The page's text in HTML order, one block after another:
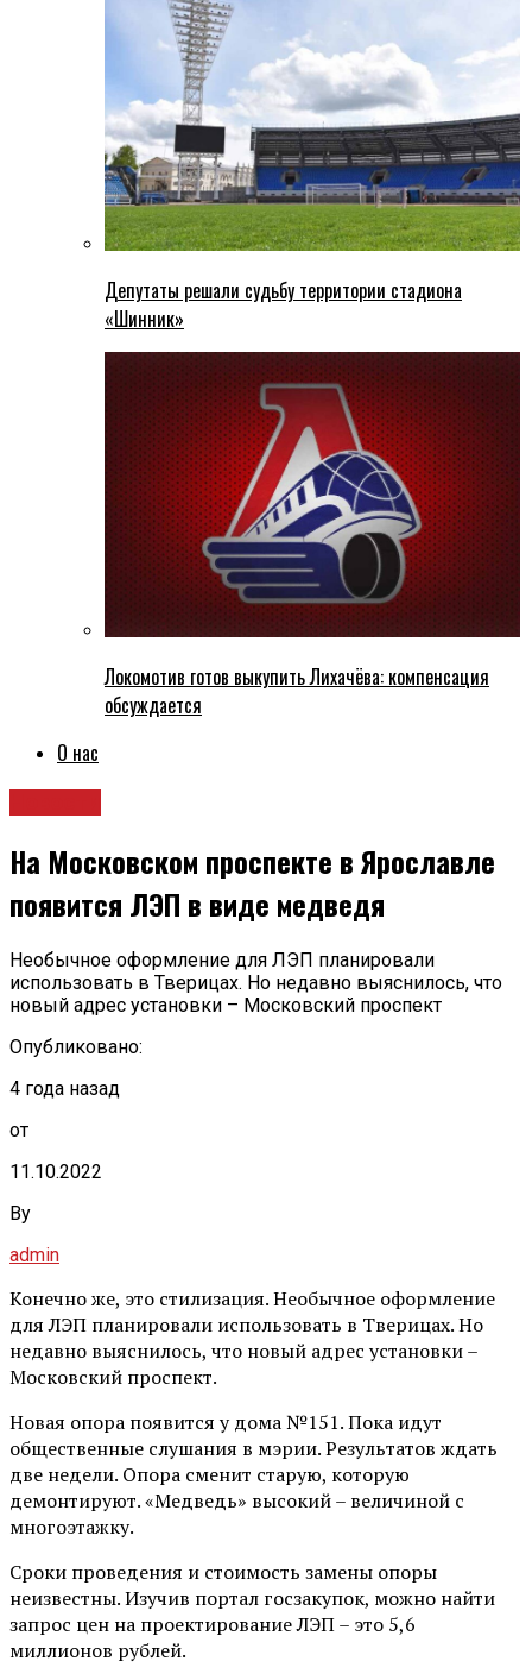
Депутаты решали судьбу территории стадиона
«Шинник»
Локомотив готов выкупить Лихачёва: компенсация
обсуждается
О нас
На Московском проспекте в Ярославле
появится ЛЭП в виде медведя
Необычное оформление для ЛЭП планировали
использовать в Тверицах. Но недавно выяснилось, что
новый адрес установки – Московский проспект
Опубликовано:
4 года назад
от
11.10.2022
By
admin
Конечно же, это стилизация. Необычное оформление
для ЛЭП планировали использовать в Тверицах. Но
недавно выяснилось, что новый адрес установки –
Московский проспект.
Новая опора появится у дома №151. Пока идут
общественные слушания в мэрии. Результатов ждать
две недели. Опора сменит старую, которую
демонтируют. «Медведь» высокий – величиной с
многоэтажку.
Сроки проведения и стоимость замены опоры
неизвестны. Изучив портал госзакупок, можно найти
запрос цен на проектирование ЛЭП – это 5,6
миллионов рублей.